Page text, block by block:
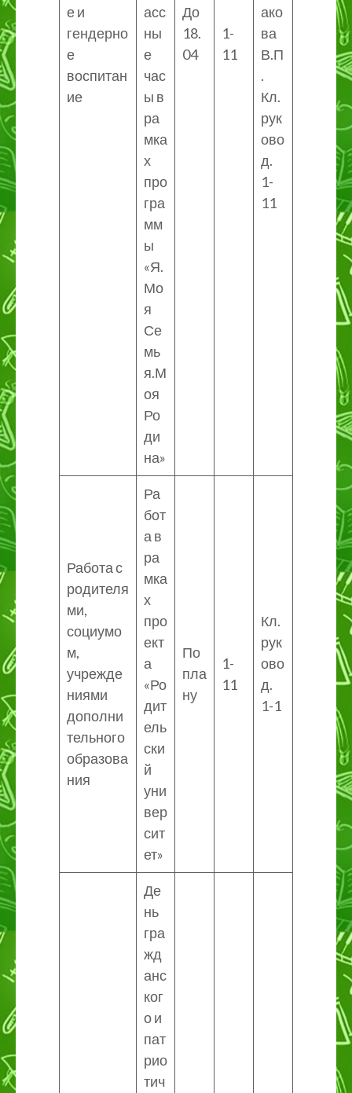
е и
гендерно
е
воспитан
ие
асс
ны
е
час
ы в
ра
мка
х
про
гра
мм
ы
«Я.
Мо
я
Се
мь
я.М
оя
Ро
ди
на»
До
18.
04
1-
11
ако
ва
В.П
.
Кл.
рук
ово
д.
1-
11
Работа с
родителя
ми,
социумо
м,
учрежде
ниями
дополни
тельного
образова
ния
Ра
бот
а в
ра
мка
х
про
ект
а
«Ро
дит
ель
ски
й
уни
вер
сит
ет»
По
пла
ну
1-
11
Кл.
рук
ово
д.
1-1
Де
нь
гра
жд
анс
ког
о и
пат
рио
тич